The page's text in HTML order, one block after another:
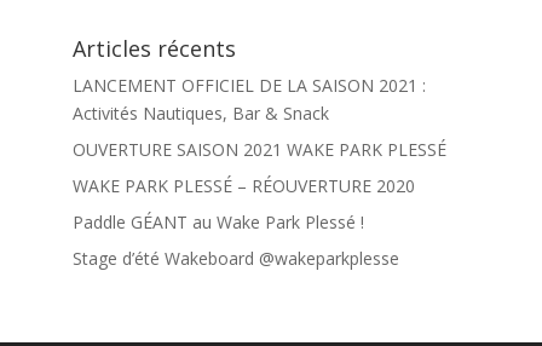
Articles récents
LANCEMENT OFFICIEL DE LA SAISON 2021 :
Activités Nautiques, Bar & Snack
OUVERTURE SAISON 2021 WAKE PARK PLESSÉ
WAKE PARK PLESSÉ – RÉOUVERTURE 2020
Paddle GÉANT au Wake Park Plessé !
Stage d’été Wakeboard @wakeparkplesse